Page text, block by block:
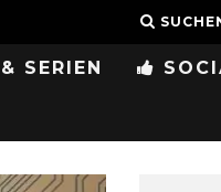
SERIEN